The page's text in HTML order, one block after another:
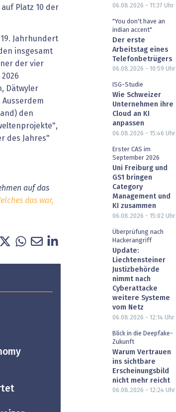
Platz 10 der
Jahrhundert
insgesamt
der vier
Dätwyler
Ausserdem
den
des Jahres"
auf das
das war,
06.08.2026 - 11:37 Uhr
"You don't have an
indian accent"
Der erste
Arbeitstag eines
Telefonbetrügers
06.08.2026 - 10:59 Uhr
ISG-Studie
Wie Schweizer
Unternehmen ihre
Cloud an KI
anpassen
06.08.2026 - 15:46 Uhr
Erster CAS im
September 2026
Uni Freiburg und
GS1 bringen
Category
Management und
KI zusammen
06.08.2026 - 15:02 Uhr
Überprüfung nach
Hackerangriff
Update:
Liechtensteiner
Justizbehörde
nimmt nach
Cyberattacke
weitere Systeme
vom Netz
06.08.2026 - 12:14 Uhr
Blick in die Deepfake-
Zukunft
Warum Vertrauen
ins sichtbare
Erscheinungsbild
nicht mehr reicht
06.08.2026 - 12:24 Uhr